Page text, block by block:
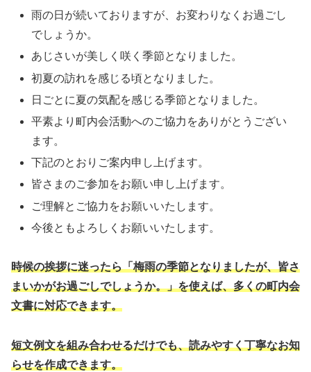
雨の日が続いておりますが、お変わりなくお過ごし
でしょうか。
あじさいが美しく咲く季節となりました。
初夏の訪れを感じる頃となりました。
日ごとに夏の気配を感じる季節となりました。
平素より町内会活動へのご協力をありがとうござい
ます。
下記のとおりご案内申し上げます。
皆さまのご参加をお願い申し上げます。
ご理解とご協力をお願いいたします。
今後ともよろしくお願いいたします。
時候の挨拶に迷ったら「梅雨の季節となりましたが、皆さ
まいかがお過ごしでしょうか。」を使えば、多くの町内会
文書に対応できます。
短文例文を組み合わせるだけでも、読みやすく丁寧なお知
らせを作成できます。